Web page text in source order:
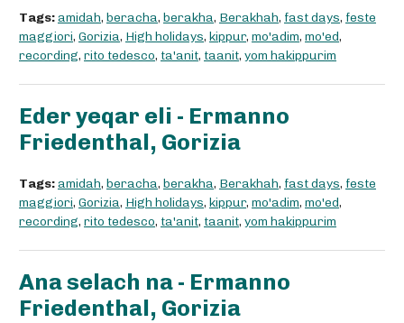
Tags:amidah, beracha, berakha, Berakhah, fast days, feste
maggiori, Gorizia, High holidays, kippur, mo'adim, mo'ed,
recording, rito tedesco, ta'anit, taanit, yom hakippurim
Eder yeqar eli - Ermanno
Friedenthal, Gorizia
Tags:amidah, beracha, berakha, Berakhah, fast days, feste
maggiori, Gorizia, High holidays, kippur, mo'adim, mo'ed,
recording, rito tedesco, ta'anit, taanit, yom hakippurim
Ana selach na - Ermanno
Friedenthal, Gorizia